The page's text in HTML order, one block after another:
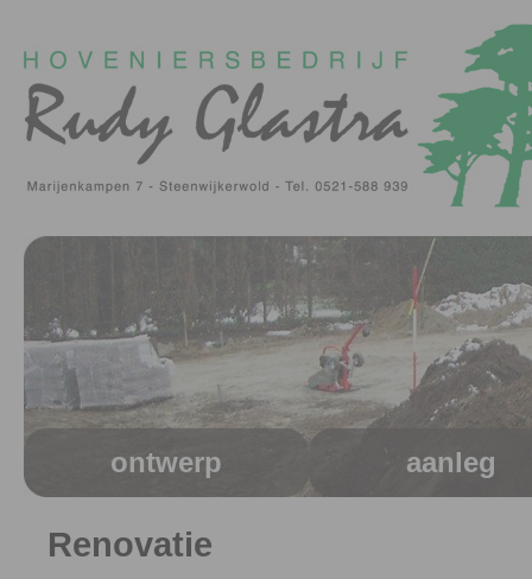
Renovatie
ontwerp aanleg